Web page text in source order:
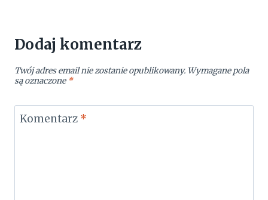
Dodaj komentarz
Twój adres email nie zostanie opublikowany. Wymagane pola
są oznaczone *
Komentarz *